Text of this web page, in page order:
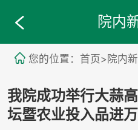
院内
您的位置：首页>院内
我院成功举行大蒜
坛暨农业投入品进